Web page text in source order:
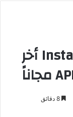
تنزيل انستا مكس Insta Mix أخر
8 دقائق